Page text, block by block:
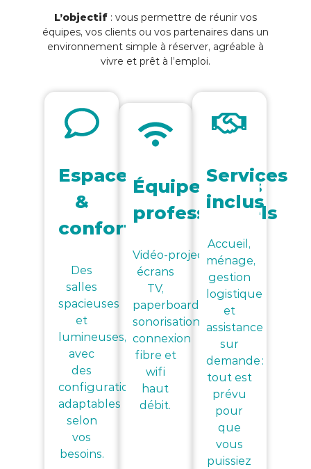
L’objectif : vous permettre de réunir vos
équipes, vos clients ou vos partenaires dans un
environnement simple à réserver, agréable à
vivre et prêt à l’emploi.
Espace
&
confort
Des
salles
spacieuses
et
lumineuses,
avec
des
configurations
adaptables
selon
vos
besoins.
Équipements
professionnels
Vidéo‑projecteurs,
écrans
TV,
paperboard,
sonorisation,
connexion
fibre et
wifi
haut
débit.
Services
inclus
Accueil,
ménage,
gestion
logistique
et
assistance
sur
demande :
tout est
prévu
pour
que
vous
puissiez